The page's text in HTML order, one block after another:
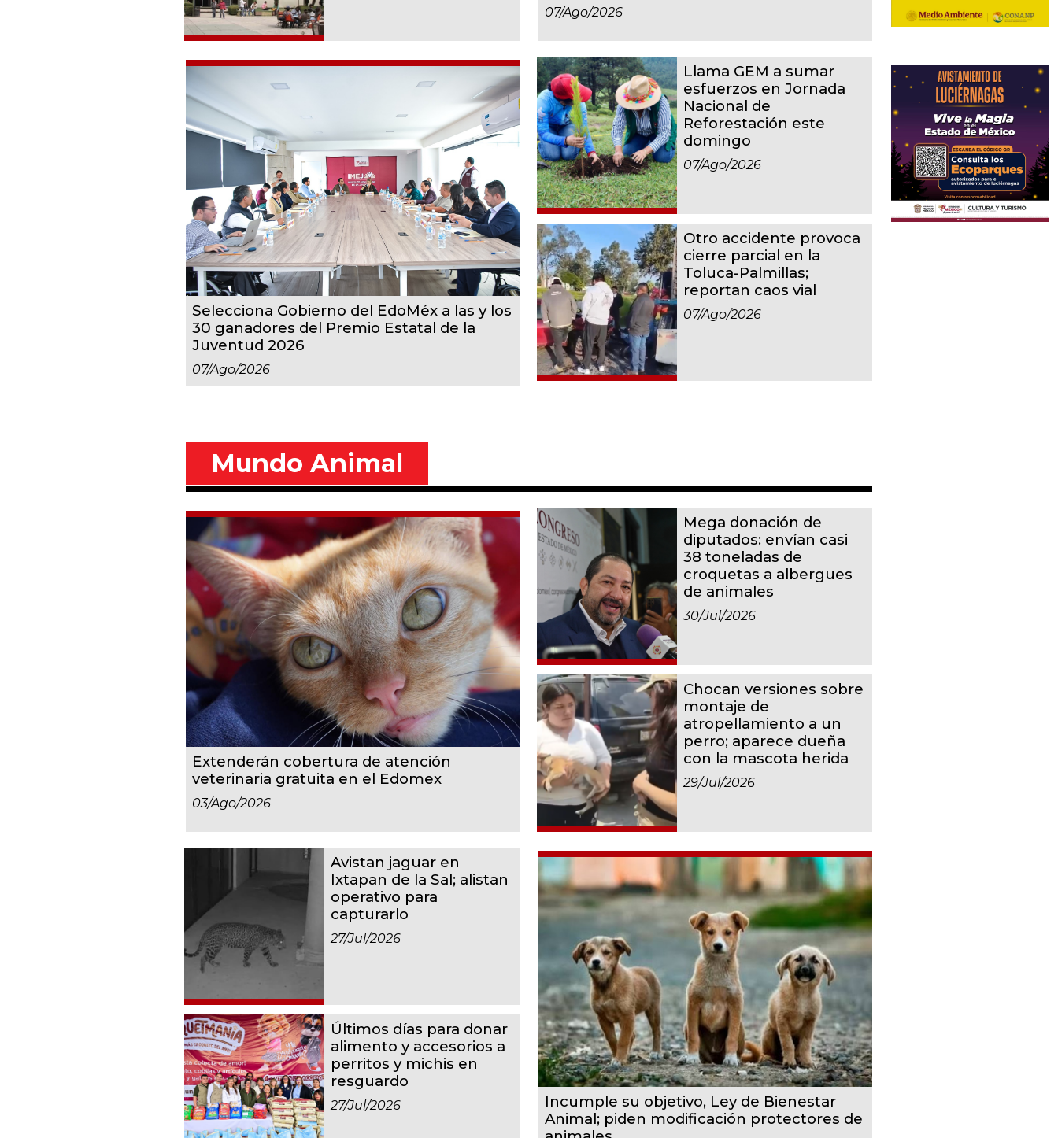
07/ago/2026
Selecciona Gobierno del EdoMéx a las y los
30 ganadores del Premio Estatal de la
Juventud 2026
07/ago/2026
Llama GEM a sumar
esfuerzos en Jornada
Nacional de
Reforestación este
domingo
07/ago/2026
Otro accidente provoca
cierre parcial en la
Toluca-Palmillas;
reportan caos vial
07/ago/2026
Mundo Animal
Extenderán cobertura de atención
veterinaria gratuita en el Edomex
03/ago/2026
Mega donación de
diputados: envían casi
38 toneladas de
croquetas a albergues
de animales
30/jul/2026
Chocan versiones sobre
montaje de
atropellamiento a un
perro; aparece dueña
con la mascota herida
29/jul/2026
Avistan jaguar en
Ixtapan de la Sal; alistan
operativo para
capturarlo
27/jul/2026
Últimos días para donar
alimento y accesorios a
perritos y michis en
resguardo
27/jul/2026
Incumple su objetivo, Ley de Bienestar
Animal; piden modificación protectores de